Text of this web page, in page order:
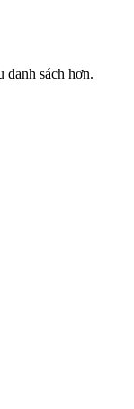
danh sách hơn.